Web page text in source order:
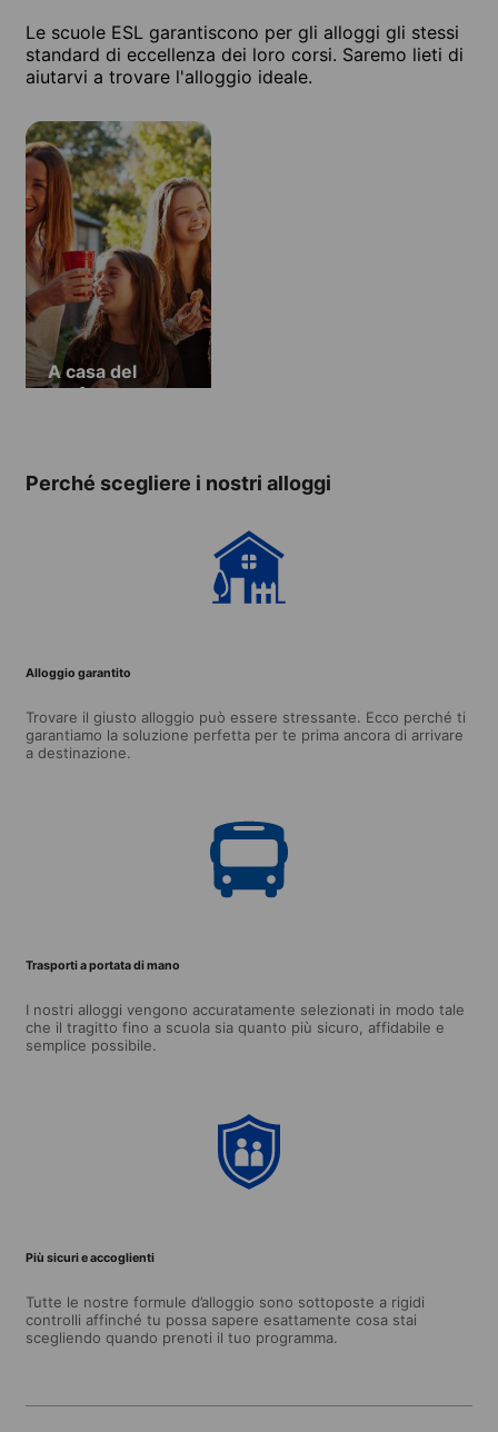
Le scuole ESL garantiscono per gli alloggi gli stessi
standard di eccellenza dei loro corsi. Saremo lieti di
aiutarvi a trovare l'alloggio ideale.
A casa del
professore
Perché scegliere i nostri alloggi
Alloggio garantito
Trovare il giusto alloggio può essere stressante. Ecco perché ti
garantiamo la soluzione perfetta per te prima ancora di arrivare
a destinazione.
Trasporti a portata di mano
I nostri alloggi vengono accuratamente selezionati in modo tale
che il tragitto fino a scuola sia quanto più sicuro, affidabile e
semplice possibile.
Più sicuri e accoglienti
Tutte le nostre formule d’alloggio sono sottoposte a rigidi
controlli affinché tu possa sapere esattamente cosa stai
scegliendo quando prenoti il tuo programma.